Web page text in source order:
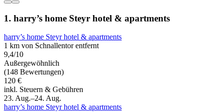
1. harry’s home Steyr hotel & apartments
harry’s home Steyr hotel & apartments
1 km von Schnallentor entfernt
9,4/10
Außergewöhnlich
(148 Bewertungen)
120 €
inkl. Steuern & Gebühren
23. Aug.–24. Aug.
harry’s home Steyr hotel & apartments